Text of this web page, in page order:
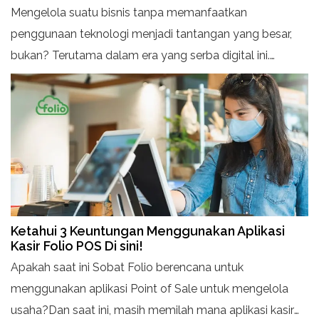
Mengelola suatu bisnis tanpa memanfaatkan
penggunaan teknologi menjadi tantangan yang besar,
bukan? Terutama dalam era yang serba digital ini.
Beberapa masalah umum yang sering Anda hadapi
meliputi transaksi yang tidak akurat
Ketahui 3 Keuntungan Menggunakan Aplikasi
Kasir Folio POS Di sini!
Apakah saat ini Sobat Folio berencana untuk
menggunakan aplikasi Point of Sale untuk mengelola
usaha?Dan saat ini, masih memilah mana aplikasi kasir